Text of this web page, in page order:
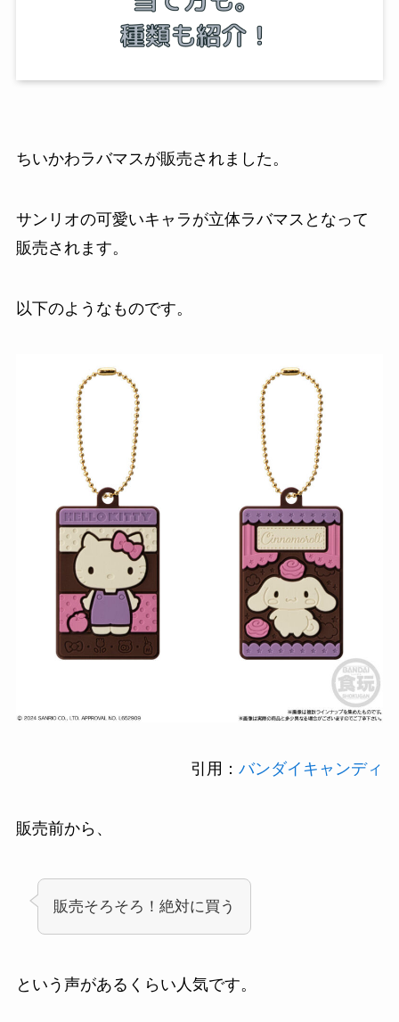
ちいかわラバマスが販売されました。
サンリオの可愛いキャラが立体ラバマスとなって
販売されます。
以下のようなものです。
引用：バンダイキャンディ
販売前から、
販売そろそろ！絶対に買う
という声があるくらい人気です。